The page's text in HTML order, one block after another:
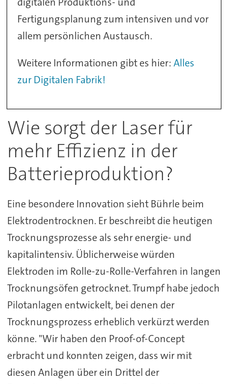
Fertigungsplanung zum intensiven und vor
allem persönlichen Austausch.
Weitere Informationen gibt es hier:Alles
zur Digitalen Fabrik!
Wie sorgt der Laser für
mehr Effizienz in der
Batterieproduktion?
Eine besondere Innovation sieht Bührle beim
Elektrodentrocknen. Er beschreibt die heutigen
Trocknungsprozesse als sehr energie- und
kapitalintensiv. Üblicherweise würden
Elektroden im Rolle-zu-Rolle-Verfahren in langen
Trocknungsöfen getrocknet. Trumpf habe jedoch
Pilotanlagen entwickelt, bei denen der
Trocknungsprozess erheblich verkürzt werden
könne. "Wir haben den Proof-of-Concept
erbracht und konnten zeigen, dass wir mit
diesen Anlagen über ein Drittel der